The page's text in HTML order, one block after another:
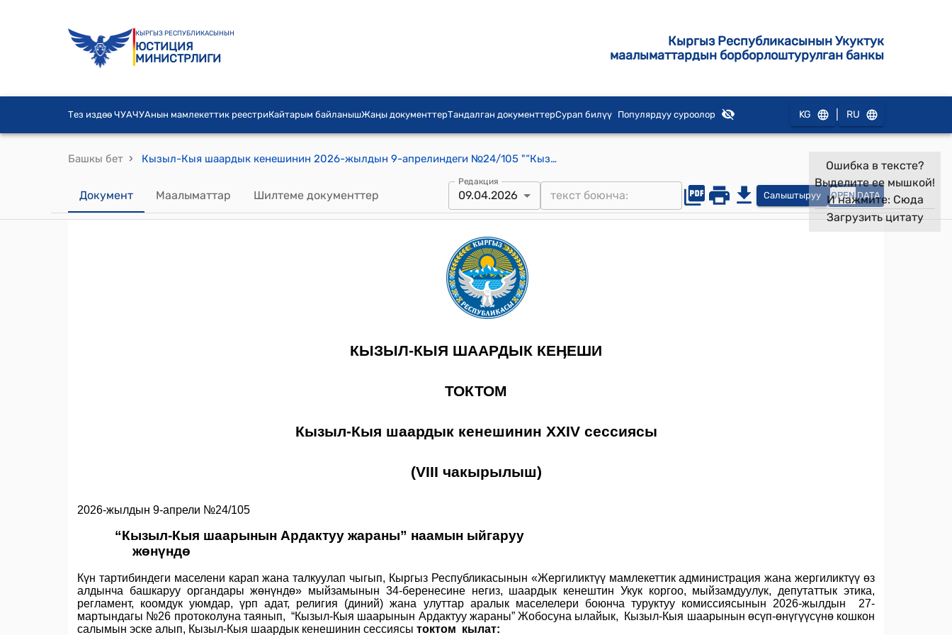
КЫРГЫЗ РЕСПУБЛИКАСЫНЫН
ЮСТИЦИЯ
МИНИСТРЛИГИ
Кыргыз Республикасынын Укуктук
маалыматтардын борборлоштурулган банкы
Тез издөө ЧУАЧУАнын мамлекеттик реестриКайтарым байланышЖаңы документтерТандалган документтерСурап билүү Популярдуу суроолор KG RU
Башкы бет › Кызыл-Кыя шаардык кенешинин 2026-жылдын 9-апрелиндеги №24/105 "“Кызыл-Кыя шаарынын Ардактуу жараны” наамын ыйгаруу жөнүндө" токтому
Документ Маалыматтар Шилтеме документтер
Редакция
09.04.2026 Салыштыруу OPEN DATA
Ошибка в тексте?
Выделите ее мышкой!
И нажмите: Сюда
Загрузить цитату